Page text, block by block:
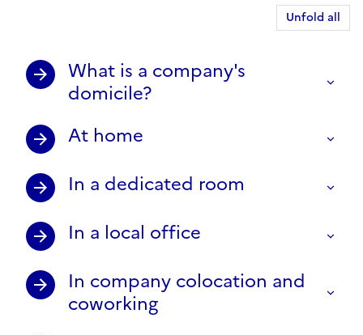
Unfold all
What is a company's
domicile?
At home
In a dedicated room
In a local office
In company colocation and
coworking